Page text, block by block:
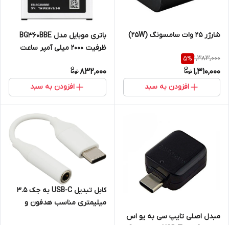
شارژر 25 وات سامسونگ (25W)
1,383,000
5%
1,310,000
افزودن به سبد
باتری موبایل مدل BG360BBE
ظرفیت 2000 میلی آمپر ساعت
سامسونگ galaxy core prime
832,000
افزودن به سبد
مبدل اصلی تایپ سی به یو اس
کابل تبدیل USB-C به جک 3.5
میلیمتری مناسب هدفون و